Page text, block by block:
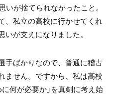
いが捨てられなかったこと。
、私立の高校に行かせてくれ
が支えになりました。
手ばかりなので、普通に稽古
ません。ですから、私は高校
何が必要か」を真剣に考え始